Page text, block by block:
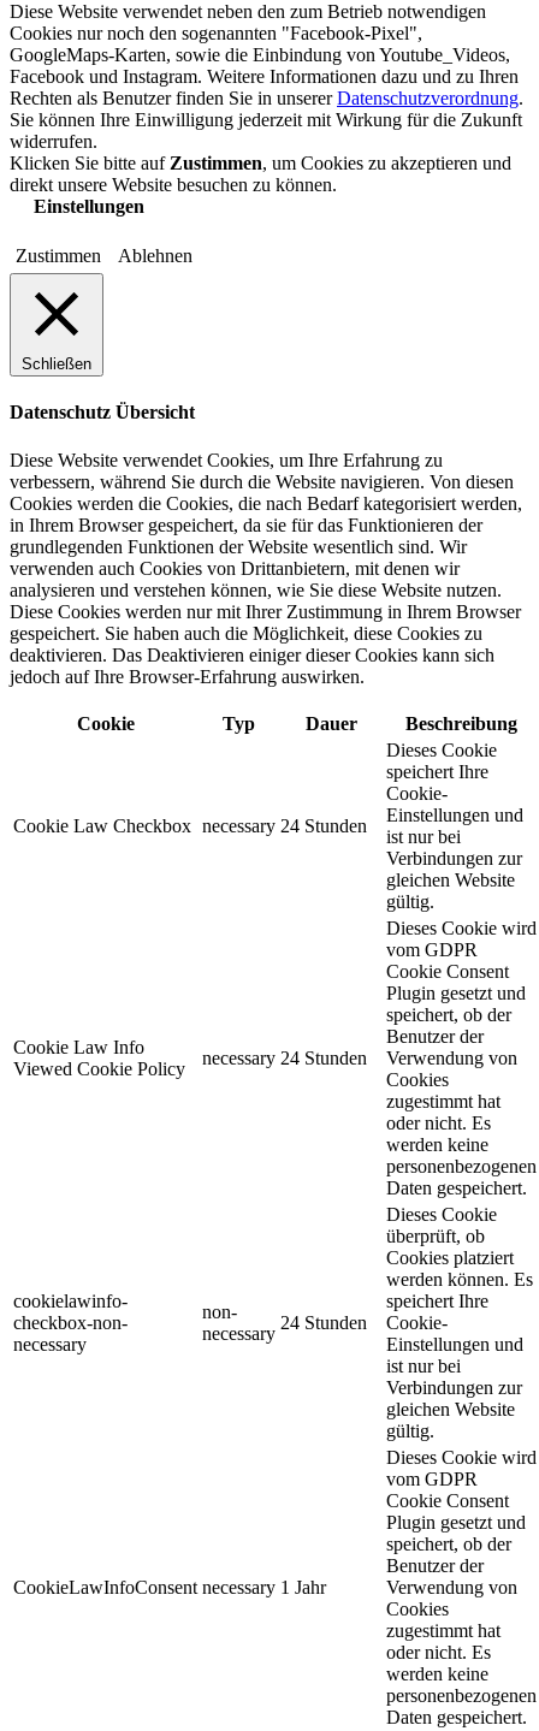
Diese Website verwendet neben den zum Betrieb notwendigen
Cookies nur noch den sogenannten "Facebook-Pixel",
GoogleMaps-Karten, sowie die Einbindung von Youtube_Videos,
Facebook und Instagram. Weitere Informationen dazu und zu Ihren
Rechten als Benutzer finden Sie in unsererDatenschutzverordnung.
Sie können Ihre Einwilligung jederzeit mit Wirkung für die Zukunft
widerrufen.
Klicken Sie bitte auf Zustimmen, um Cookies zu akzeptieren und
direkt unsere Website besuchen zu können.
Einstellungen
Zustimmen Ablehnen
Schließen
Datenschutz Übersicht
Diese Website verwendet Cookies, um Ihre Erfahrung zu
verbessern, während Sie durch die Website navigieren. Von diesen
Cookies werden die Cookies, die nach Bedarf kategorisiert werden,
in Ihrem Browser gespeichert, da sie für das Funktionieren der
grundlegenden Funktionen der Website wesentlich sind. Wir
verwenden auch Cookies von Drittanbietern, mit denen wir
analysieren und verstehen können, wie Sie diese Website nutzen.
Diese Cookies werden nur mit Ihrer Zustimmung in Ihrem Browser
gespeichert. Sie haben auch die Möglichkeit, diese Cookies zu
deaktivieren. Das Deaktivieren einiger dieser Cookies kann sich
jedoch auf Ihre Browser-Erfahrung auswirken.
Cookie Typ Dauer Beschreibung
Cookie Law Checkbox necessary 24 Stunden
Dieses Cookie
speichert Ihre
Cookie-
Einstellungen und
ist nur bei
Verbindungen zur
gleichen Website
gültig.
Cookie Law Info
Viewed Cookie Policy
necessary 24 Stunden
Dieses Cookie wird
vom GDPR
Cookie Consent
Plugin gesetzt und
speichert, ob der
Benutzer der
Verwendung von
Cookies
zugestimmt hat
oder nicht. Es
werden keine
personenbezogenen
Daten gespeichert.
cookielawinfo-
checkbox-non-
necessary
non-
necessary
24 Stunden
Dieses Cookie
überprüft, ob
Cookies platziert
werden können. Es
speichert Ihre
Cookie-
Einstellungen und
ist nur bei
Verbindungen zur
gleichen Website
gültig.
CookieLawInfoConsent necessary 1 Jahr
Dieses Cookie wird
vom GDPR
Cookie Consent
Plugin gesetzt und
speichert, ob der
Benutzer der
Verwendung von
Cookies
zugestimmt hat
oder nicht. Es
werden keine
personenbezogenen
Daten gespeichert.